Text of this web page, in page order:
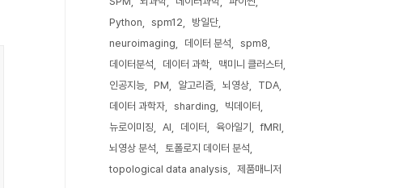
Python
spm12
방일단
neuroimaging
데이터 분석
spm8
데이터분석
데이터 과학
맥미니 클러스터
인공지능
PM 알고리즘 뇌영상
TDA
데이터 과학자
sharding
빅데이터
뉴로이미징
AI 데이터 육아일기
fMRI
뇌영상 분석
토폴로지 데이터 분석
topological data analysis
제품매니저